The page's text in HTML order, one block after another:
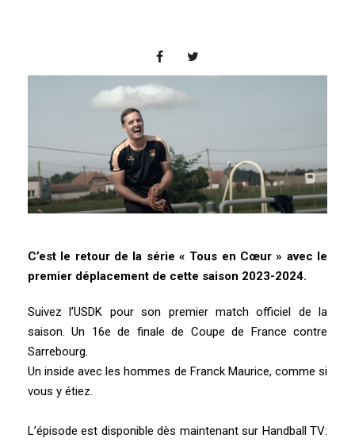
C’est le retour de la série « Tous en Cœur » avec le
premier déplacement de cette saison 2023-2024.
Suivez l’USDK pour son premier match officiel de la
saison. Un 16e de finale de Coupe de France contre
Sarrebourg.
Un inside avec les hommes de Franck Maurice, comme si
vous y étiez.
L’épisode est disponible dès maintenant sur Handball TV: